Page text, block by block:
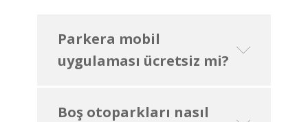
Parkera mobil
uygulaması ücretsiz mi?
Boş otoparkları nasıl